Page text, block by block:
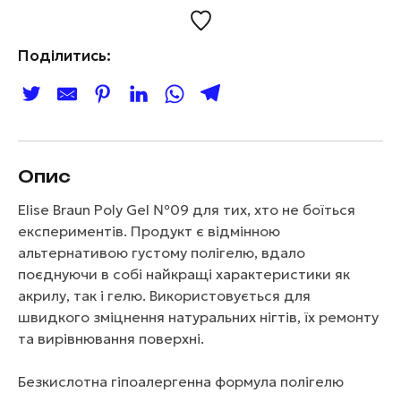
Поділитись:
Опис
Elise Braun Poly Gel №09 для тих, хто не боїться
експериментів. Продукт є відмінною
альтернативою густому полігелю, вдало
поєднуючи в собі найкращі характеристики як
акрилу, так і гелю. Використовується для
швидкого зміцнення натуральних нігтів, їх ремонту
та вирівнювання поверхні.
Безкислотна гіпоалергенна формула полігелю